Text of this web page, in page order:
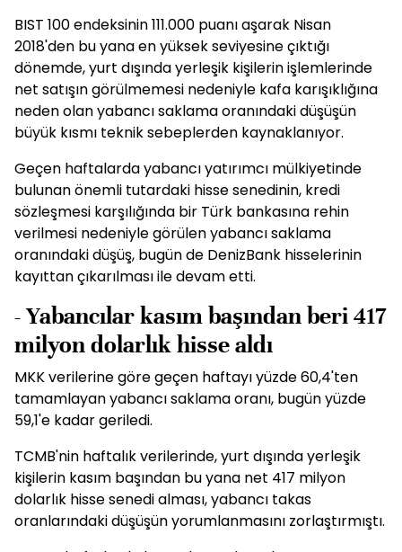
BIST 100 endeksinin 111.000 puanı aşarak Nisan
2018'den bu yana en yüksek seviyesine çıktığı
dönemde, yurt dışında yerleşik kişilerin işlemlerinde
net satışın görülmemesi nedeniyle kafa karışıklığına
neden olan yabancı saklama oranındaki düşüşün
büyük kısmı teknik sebeplerden kaynaklanıyor.
Geçen haftalarda yabancı yatırımcı mülkiyetinde
bulunan önemli tutardaki hisse senedinin, kredi
sözleşmesi karşılığında bir Türk bankasına rehin
verilmesi nedeniyle görülen yabancı saklama
oranındaki düşüş, bugün de DenizBank hisselerinin
kayıttan çıkarılması ile devam etti.
- Yabancılar kasım başından beri 417
milyon dolarlık hisse aldı
MKK verilerine göre geçen haftayı yüzde 60,4'ten
tamamlayan yabancı saklama oranı, bugün yüzde
59,1'e kadar geriledi.
TCMB'nin haftalık verilerinde, yurt dışında yerleşik
kişilerin kasım başından bu yana net 417 milyon
dolarlık hisse senedi alması, yabancı takas
oranlarındaki düşüşün yorumlanmasını zorlaştırmıştı.